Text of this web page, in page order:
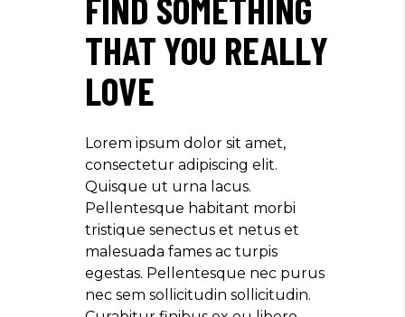
FIND SOMETHING
THAT YOU REALLY
LOVE
Lorem ipsum dolor sit amet,
consectetur adipiscing elit.
Quisque ut urna lacus.
Pellentesque habitant morbi
tristique senectus et netus et
malesuada fames ac turpis
egestas. Pellentesque nec purus
nec sem sollicitudin sollicitudin.